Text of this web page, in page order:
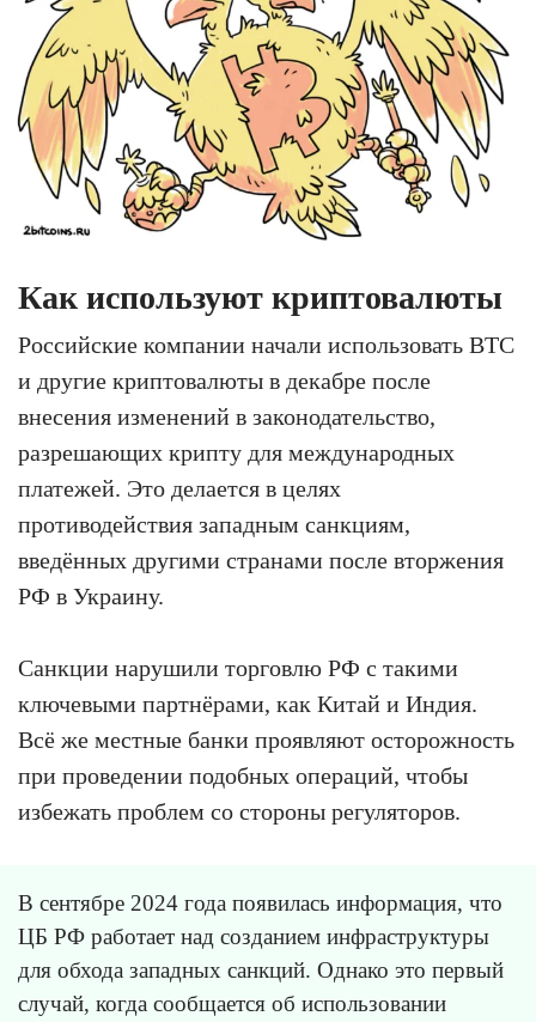
Как используют криптовалюты
Российские компании начали использовать BTC
и другие криптовалюты в декабре после
внесения изменений в законодательство,
разрешающих крипту для международных
платежей. Это делается в целях
противодействия западным санкциям,
введённых другими странами после вторжения
РФ в Украину.
Санкции нарушили торговлю РФ с такими
ключевыми партнёрами, как Китай и Индия.
Всё же местные банки проявляют осторожность
при проведении подобных операций, чтобы
избежать проблем со стороны регуляторов.
В сентябре 2024 года появилась информация, что
ЦБ РФ работает над созданием инфраструктуры
для обхода западных санкций. Однако это первый
случай, когда сообщается об использовании